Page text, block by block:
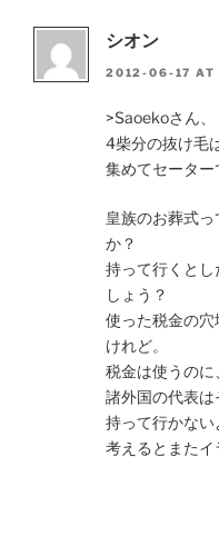
シオン
2012-06-17 AT
>Saoekoさん、
4柴分の抜け毛
集めてセーター
皇族のお葬式
か？
持って行くと
しょう？
使った税金の
けれど。
税金は使うのに
諸外国の代表
持って行かない
考えるとまたイ